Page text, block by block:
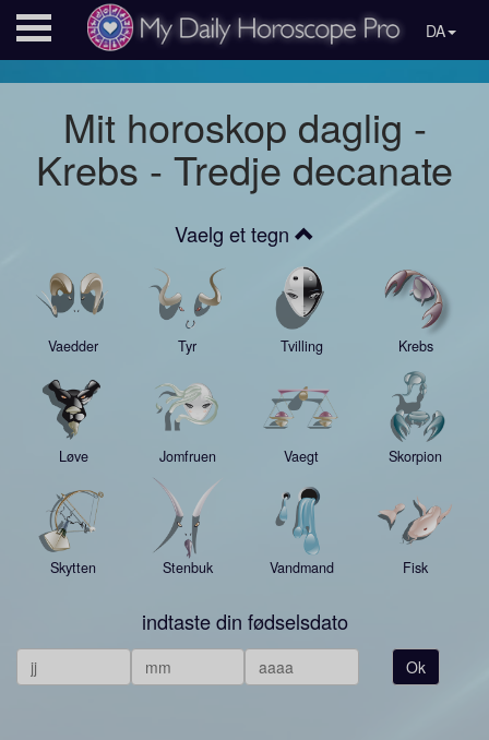
DA
Mit horoskop daglig -
Krebs - Tredje decanate
Vaelg et tegn
Vaedder Tyr Tvilling Krebs
Løve Jomfruen Vaegt Skorpion
Skytten Stenbuk Vandmand Fisk
indtaste din fødselsdato
Ok